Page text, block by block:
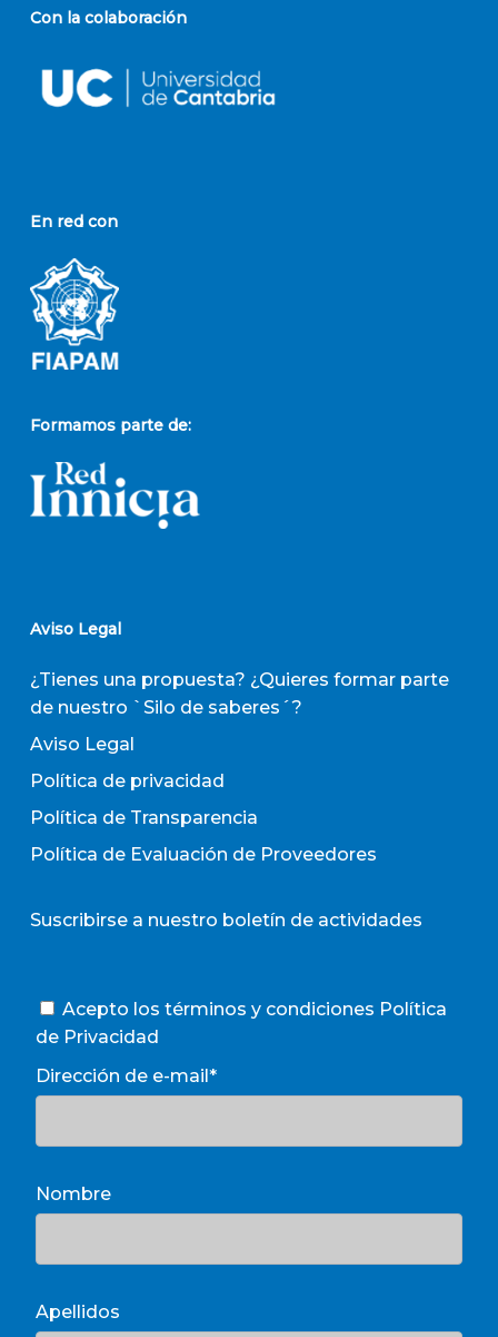
Con la colaboración
En red con
Formamos parte de:
Aviso Legal
¿Tienes una propuesta? ¿Quieres formar parte
de nuestro `Silo de saberes´?
Aviso Legal
Política de privacidad
Política de Transparencia
Política de Evaluación de Proveedores
Suscribirse a nuestro boletín de actividades
Acepto los términos y condiciones Política
de Privacidad
Dirección de e-mail*
Nombre
Apellidos